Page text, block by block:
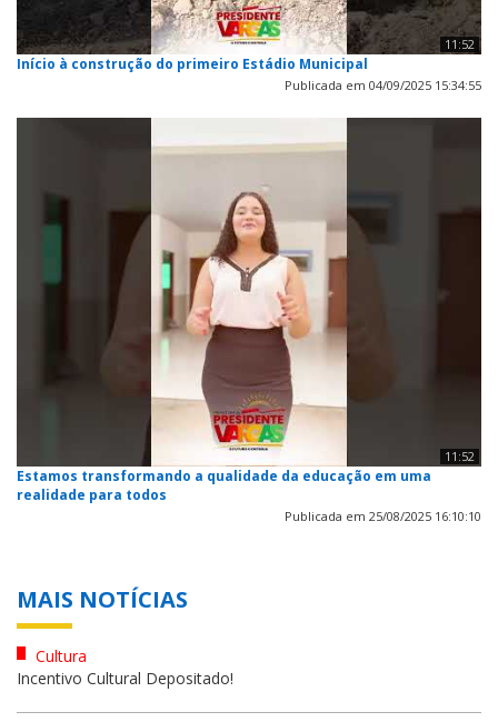
11:52
Início à construção do primeiro Estádio Municipal
Publicada em 04/09/2025 15:34:55
11:52
Estamos transformando a qualidade da educação em uma
realidade para todos
Publicada em 25/08/2025 16:10:10
MAIS NOTÍCIAS
Cultura
Incentivo Cultural Depositado!